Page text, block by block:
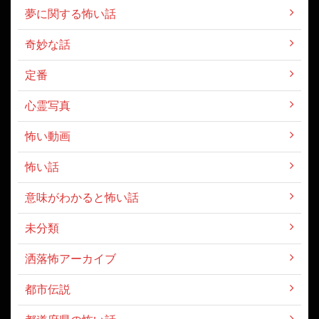
夢に関する怖い話
奇妙な話
定番
心霊写真
怖い動画
怖い話
意味がわかると怖い話
未分類
洒落怖アーカイブ
都市伝説